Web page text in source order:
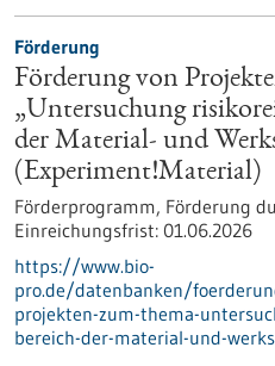
Förderung
Förderung von
„Untersuchung
der Material- und
(Experiment!Material)
Förderprogramm, Förderung
Einreichungsfrist: 01.06.2026
https://www.bio-
pro.de/datenbanken/
projekten-zum-thema-
bereich-der-material-und-